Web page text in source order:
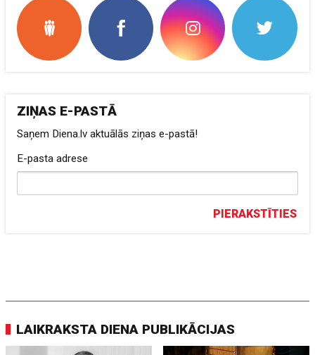
ZIŅAS E-PASTĀ
Saņem Diena.lv aktuālās ziņas e-pastā!
E-pasta adrese
PIERAKSTĪTIES
LAIKRAKSTA DIENA PUBLIKĀCIJAS